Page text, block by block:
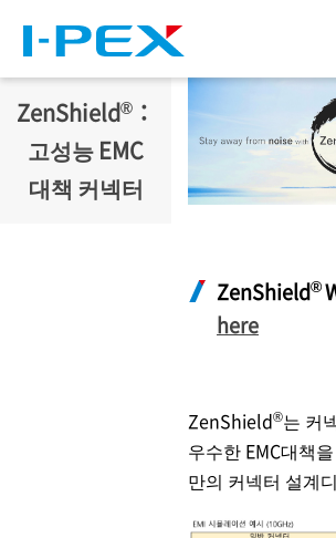
ZenShield® ：
고성능 EMC
대책 커넥터
ZenShield®
here
ZenShield®는 커
우수한 EMC대책
만의 커넥터 설계